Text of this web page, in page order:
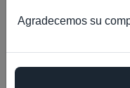
Máximo
Agradecemos su